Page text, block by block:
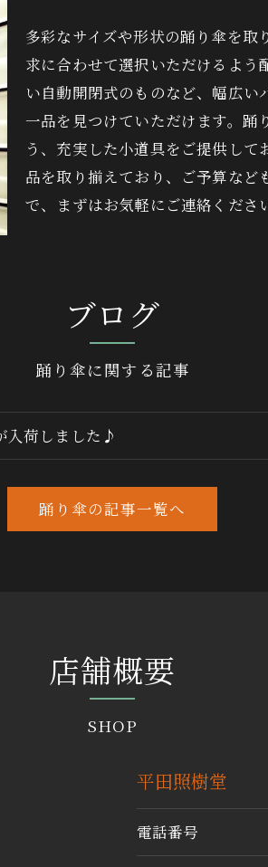
多彩なサイズや形状の踊り傘を
求に合わせて選択いただけるよ
い自動開閉式のものなど、幅広
一品を見つけていただけます。踊
う、充実した小道具をご提供し
品を取り揃えており、ご予算など
で、まずはお気軽にご連絡くださ
ブログ
踊り傘に関する記事
入荷しました♪
踊り傘の記事一覧へ
店舗概要
SHOP
平田照樹堂
電話番号